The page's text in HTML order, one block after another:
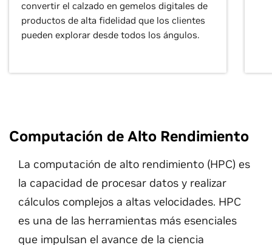
convertir el calzado en gemelos digitales de
productos de alta fidelidad que los clientes
pueden explorar desde todos los ángulos.
Computación de Alto Rendimiento
La computación de alto rendimiento (HPC) es
la capacidad de procesar datos y realizar
cálculos complejos a altas velocidades. HPC
es una de las herramientas más esenciales
que impulsan el avance de la ciencia